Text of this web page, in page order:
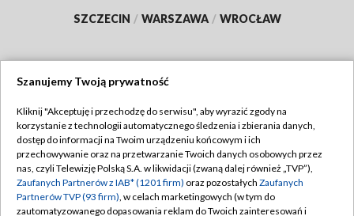
SZCZECIN / WARSZAWA / WROCŁAW
TVP
Abonament TVP
Emisja w TVP
Centrum informacji TVP
Regulamin TVP
Polityka prywatności
Moje zgody
Szanujemy Twoją prywatność
Kliknij "Akceptuję i przechodzę do serwisu", aby wyrazić zgody na
korzystanie z technologii automatycznego śledzenia i zbierania danych,
dostęp do informacji na Twoim urządzeniu końcowym i ich
przechowywanie oraz na przetwarzanie Twoich danych osobowych przez
nas, czyli Telewizję Polską S.A. w likwidacji (zwaną dalej również „TVP”),
Zaufanych Partnerów z IAB* (1201 firm) oraz pozostałych Zaufanych
Partnerów TVP (93 firm), w celach marketingowych (w tym do
zautomatyzowanego dopasowania reklam do Twoich zainteresowań i